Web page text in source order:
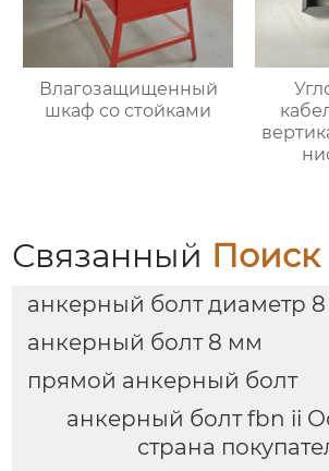
Влагозащищенный
шкаф со стойками
Связанный Поиск
анкерный болт диаметр 8
анкерный болт 8 мм
прямой анкерный болт
анкерный болт fbn ii
страна